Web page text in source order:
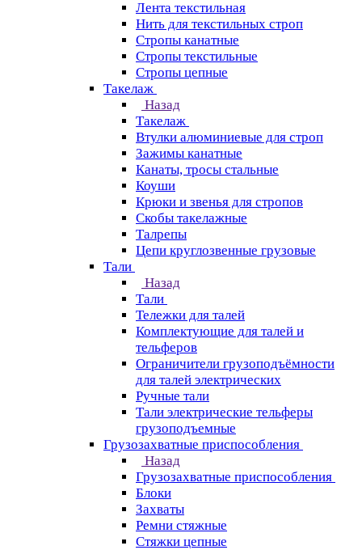
Лента текстильная
Нить для текстильных строп
Стропы канатные
Стропы текстильные
Стропы цепные
Такелаж
Назад
Такелаж
Втулки алюминиевые для строп
Зажимы канатные
Канаты, тросы стальные
Коуши
Крюки и звенья для стропов
Скобы такелажные
Талрепы
Цепи круглозвенные грузовые
Тали
Назад
Тали
Тележки для талей
Комплектующие для талей и
тельферов
Ограничители грузоподъёмности
для талей электрических
Ручные тали
Тали электрические тельферы
грузоподъемные
Грузозахватные приспособления
Назад
Грузозахватные приспособления
Блоки
Захваты
Ремни стяжные
Стяжки цепные